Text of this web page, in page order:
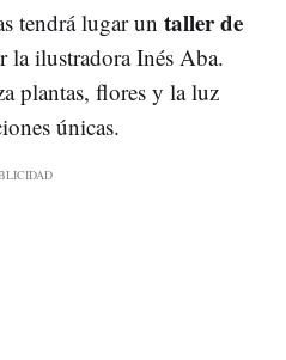
tendrá lugar un taller de
la ilustradora Inés Aba.
plantas, flores y la luz
únicas.